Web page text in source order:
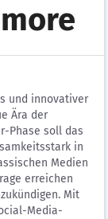
und innovativer
Ära der
Phase soll das
in
Medien
erreichen
Mit
Media-